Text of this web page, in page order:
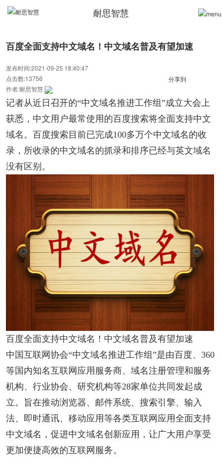
耐思智慧
百度全面支持中文域名！中文域名普及有望加速
发布时间:2021-09-25 18:40:47
点击数:13756
作者:耐思智慧
分享到
记者从近日召开的“中文域名推进工作组”成立大会上
获悉，中文用户最常使用的百度搜索将全面支持中文
域名。百度搜索目前已完成100多万个中文域名的收
录，所收录的中文域名的抓录和排序已经与英文域名
没有区别。
百度全面支持中文域名！中文域名普及有望加速
中国互联网协会“中文域名推进工作组”是由百度、360
等国内知名互联网应用服务商、域名注册管理和服务
机构、行业协会、研究机构等28家单位共同发起成
立。旨在推动浏览器、邮件系统、搜索引擎、输入
法、即时通讯、移动应用等各类互联网应用全面支持
中文域名，促进中文域名创新应用，让广大用户享受
更加便捷高效的互联网服务。